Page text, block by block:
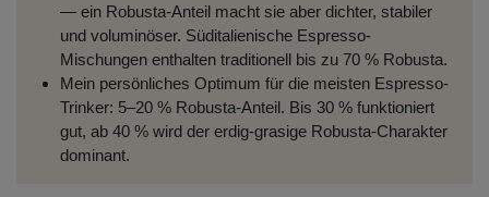
— ein Robusta-Anteil macht sie aber dichter, stabiler
und voluminöser. Süditalienische Espresso-
Mischungen enthalten traditionell bis zu 70 % Robusta.
Mein persönliches Optimum für die meisten Espresso-
Trinker: 5–20 % Robusta-Anteil. Bis 30 % funktioniert
gut, ab 40 % wird der erdig-grasige Robusta-Charakter
dominant.